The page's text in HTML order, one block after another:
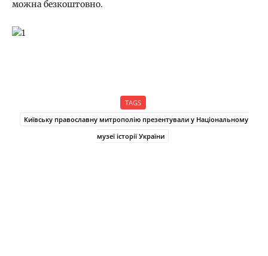
можна безкоштовно.
TAGS
Київську православну митрополію презентували у Національному
музеї історії України